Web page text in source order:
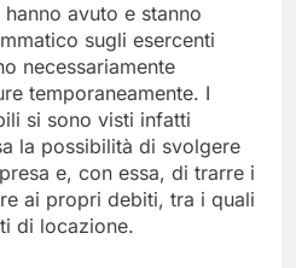
avuto e stanno
sugli esercenti
necessariamente
temporaneamente. I
si sono visti infatti
la possibilità di svolgere
e, con essa, di trarre i
ai propri debiti, tra i quali
di locazione.